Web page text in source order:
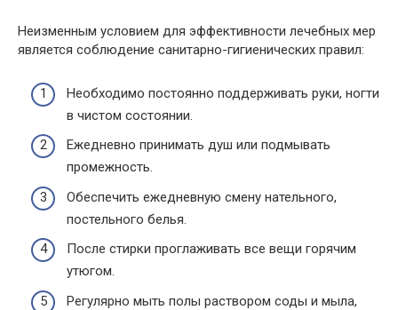
Неизменным условием для эффективности лечебных мер
является соблюдение санитарно-гигиенических правил:
Необходимо постоянно поддерживать руки, ногти
в чистом состоянии.
Ежедневно принимать душ или подмывать
промежность.
Обеспечить ежедневную смену нательного,
постельного белья.
После стирки проглаживать все вещи горячим
утюгом.
Регулярно мыть полы раствором соды и мыла,